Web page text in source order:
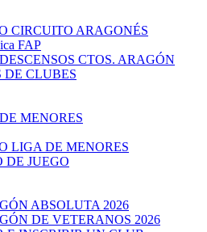
CIRCUITO ARAGONÉS
FAP
CTOS. ARAGÓN
DE CLUBES
MENORES
LIGA DE MENORES
JUEGO
ABSOLUTA 2026
DE VETERANOS 2026